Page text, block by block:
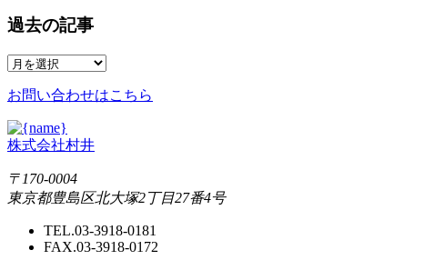
過去の記事
お問い合わせはこちら
株式会社村井
〒170-0004
東京都豊島区北大塚2丁目27番4号
TEL.03-3918-0181
FAX.03-3918-0172